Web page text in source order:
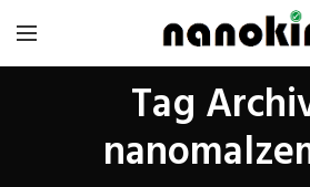
Tag